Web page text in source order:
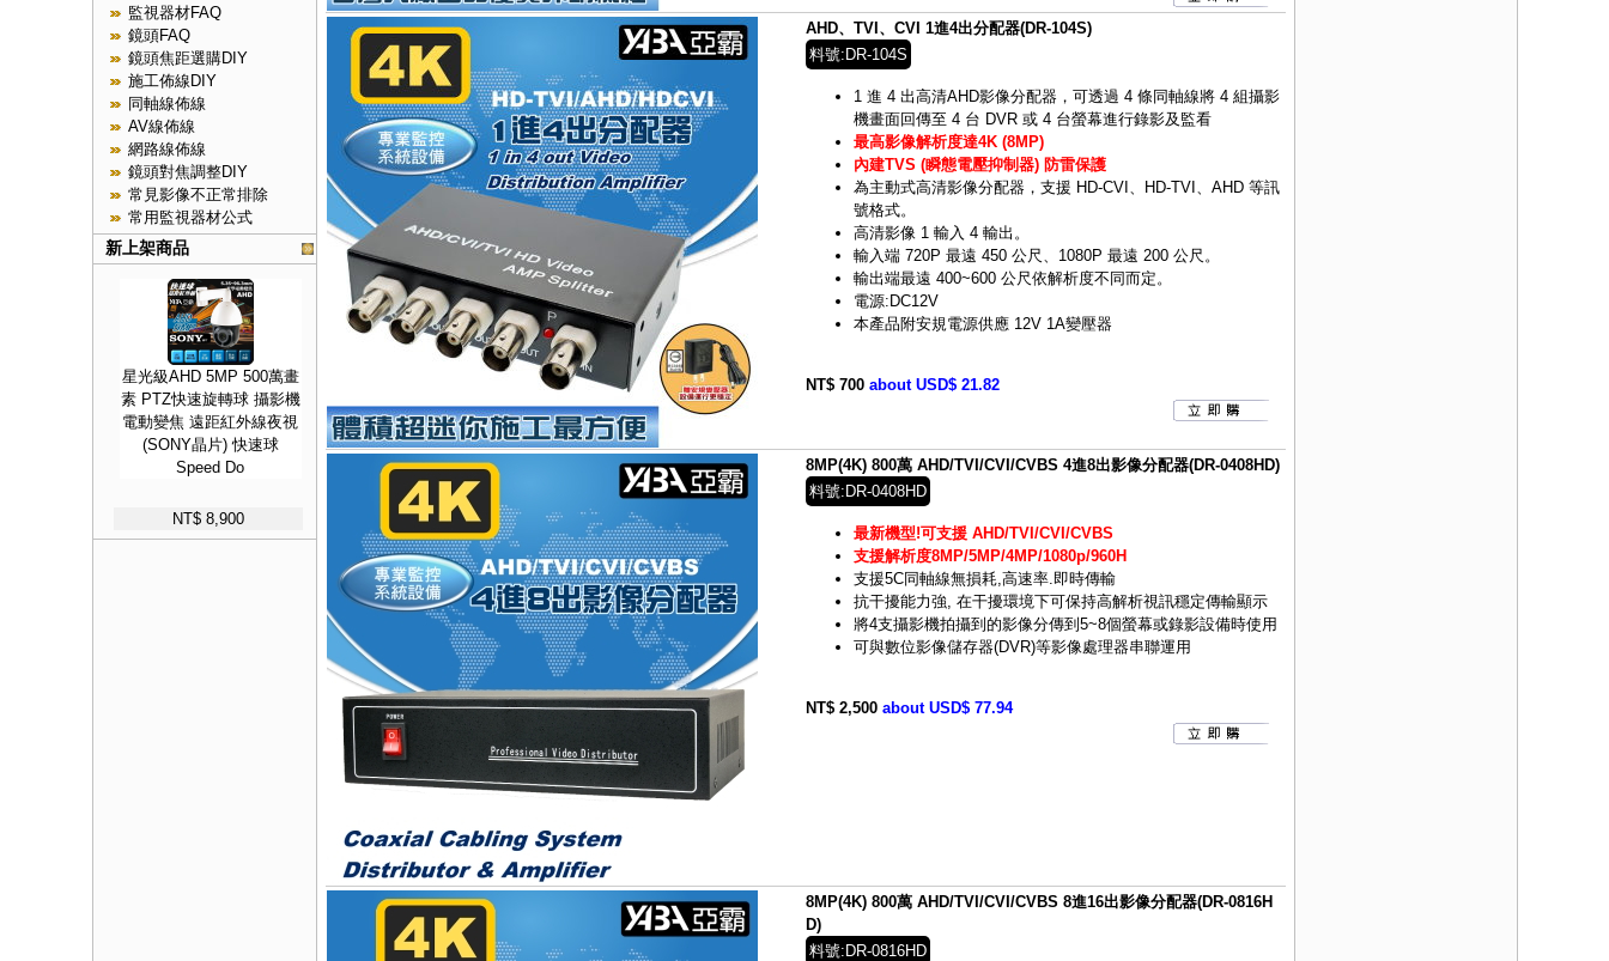
監視器材FAQ
鏡頭FAQ
鏡頭焦距選購DIY
施工佈線DIY
同軸線佈線
AV線佈線
網路線佈線
鏡頭對焦調整DIY
常見影像不正常排除
常用監視器材公式
新上架商品
星光級AHD 5MP 500萬畫
素 PTZ快速旋轉球 攝影機
電動變焦 遠距紅外線夜視
(SONY晶片) 快速球
Speed Do
NT$ 8,900
AHD、TVI、CVI 1進4出分配器(DR-104S)
料號:DR-104S
1 進 4 出高清AHD影像分配器，可透過 4 條同軸線將 4 組攝影
機畫面回傳至 4 台 DVR 或 4 台螢幕進行錄影及監看
最高影像解析度達4K (8MP)
內建TVS (瞬態電壓抑制器) 防雷保護
為主動式高清影像分配器，支援 HD-CVI、HD-TVI、AHD 等訊
號格式。
高清影像 1 輸入 4 輸出。
輸入端 720P 最遠 450 公尺、1080P 最遠 200 公尺。
輸出端最遠 400~600 公尺依解析度不同而定。
電源:DC12V
本產品附安規電源供應 12V 1A變壓器
NT$ 700 about USD$ 21.82
8MP(4K) 800萬 AHD/TVI/CVI/CVBS 4進8出影像分配器(DR-0408HD)
料號:DR-0408HD
最新機型!可支援 AHD/TVI/CVI/CVBS
支援解析度8MP/5MP/4MP/1080p/960H
支援5C同軸線無損耗,高速率.即時傳輸
抗干擾能力強, 在干擾環境下可保持高解析視訊穩定傳輸顯示
將4支攝影機拍攝到的影像分傳到5~8個螢幕或錄影設備時使用
可與數位影像儲存器(DVR)等影像處理器串聯運用
NT$ 2,500 about USD$ 77.94
8MP(4K) 800萬 AHD/TVI/CVI/CVBS 8進16出影像分配器(DR-0816H
D)
料號:DR-0816HD